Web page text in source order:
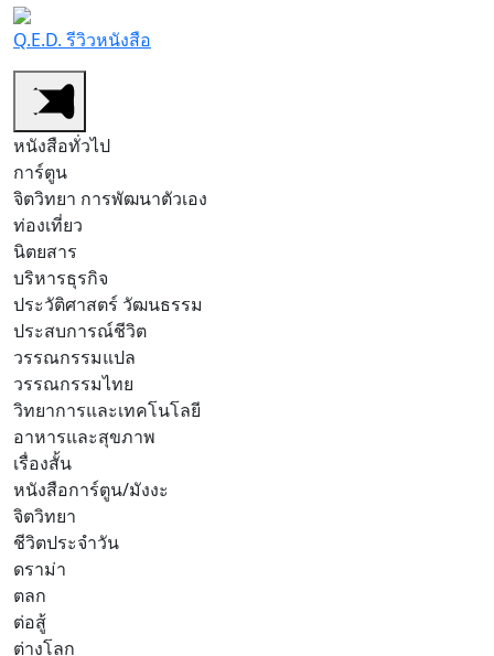
Q.E.D. รีวิวหนังสือ
หนังสือทั่วไป
การ์ตูน
จิตวิทยา การพัฒนาตัวเอง
ท่องเที่ยว
นิตยสาร
บริหารธุรกิจ
ประวัติศาสตร์ วัฒนธรรม
ประสบการณ์ชีวิต
วรรณกรรมแปล
วรรณกรรมไทย
วิทยาการและเทคโนโลยี
อาหารและสุขภาพ
เรื่องสั้น
หนังสือการ์ตูน/มังงะ
จิตวิทยา
ชีวิตประจำวัน
ดราม่า
ตลก
ต่อสู้
ต่างโลก